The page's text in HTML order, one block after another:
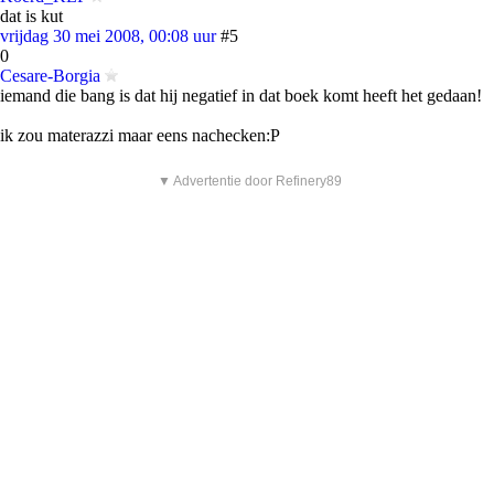
dat is kut
vrijdag 30 mei 2008, 00:08 uur #5
0
Cesare-Borgia
iemand die bang is dat hij negatief in dat boek komt heeft het gedaan!
ik zou materazzi maar eens nachecken:P
▼ Advertentie door Refinery89